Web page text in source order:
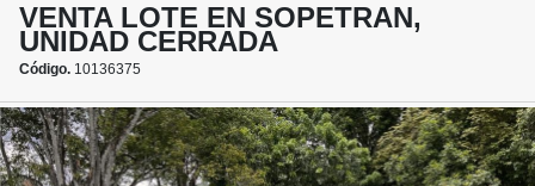
VENTA LOTE EN SOPETRAN,
UNIDAD CERRADA
Código. 10136375